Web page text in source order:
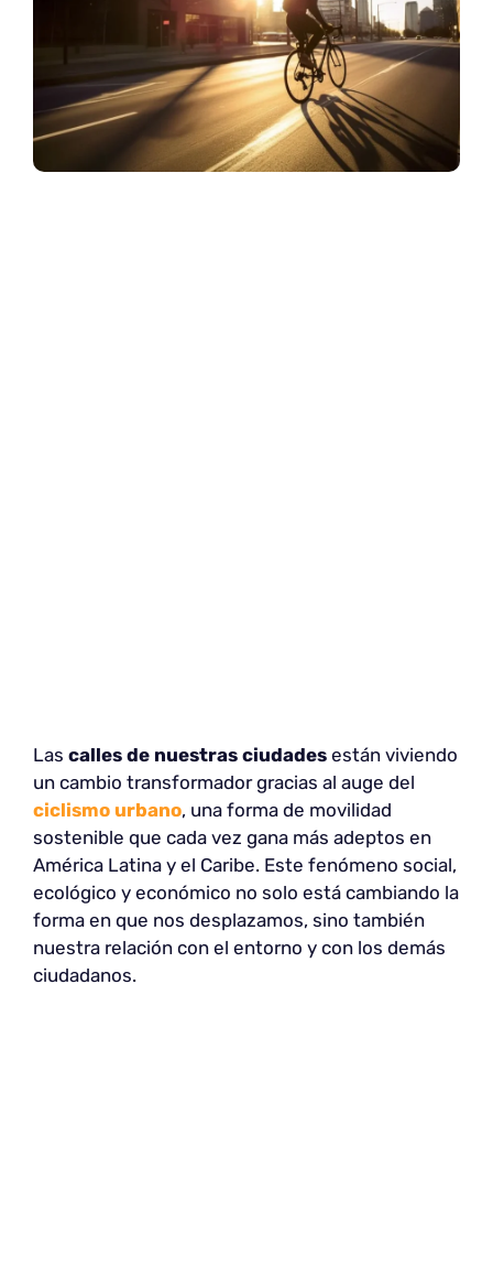
Las calles de nuestras ciudades están viviendo
un cambio transformador gracias al auge del
ciclismo urbano, una forma de movilidad
sostenible que cada vez gana más adeptos en
América Latina y el Caribe. Este fenómeno social,
ecológico y económico no solo está cambiando la
forma en que nos desplazamos, sino también
nuestra relación con el entorno y con los demás
ciudadanos.